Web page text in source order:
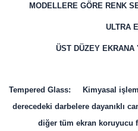
MODELLERE GÖRE RENK
ULTRA
ÜST DÜZEY EKRANA
Tempered Glass: Kimyasal
derecedeki darbelere dayanıklı
diğer tüm ekran koruyucu